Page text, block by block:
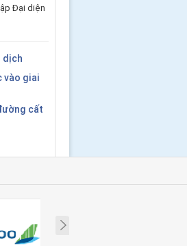
Đại diện
dịch
vào giai
cất